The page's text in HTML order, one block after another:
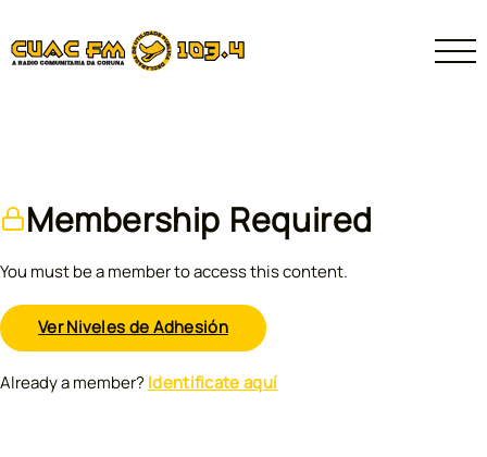
Membership Required
You must be a member to access this content.
Ver Niveles de Adhesión
Already a member? Identificate aquí